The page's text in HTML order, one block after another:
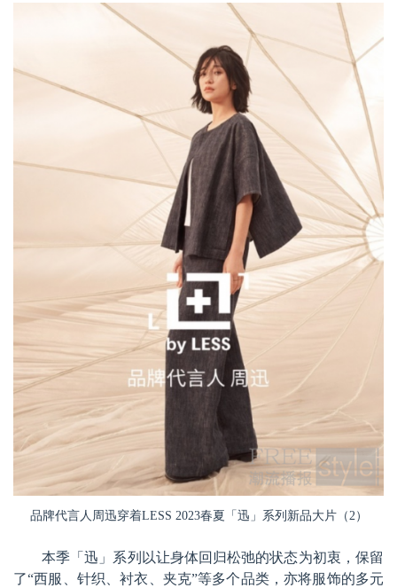
品牌代言人周迅穿着LESS 2023春夏「迅」系列新品大片（2）
本季「迅」系列以让身体回归松弛的状态为初衷，保留
了“西服、针织、衬衣、夹克”等多个品类，亦将服饰的多元